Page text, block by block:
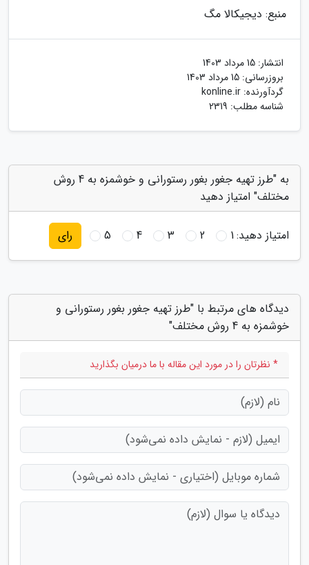
منبع: دیجیکالا مگ
انتشار: 15 مرداد 1403
بروزرسانی: 15 مرداد 1403
گردآورنده: konline.ir
شناسه مطلب: 2319
به "طرز تهیه جغور بغور رستورانی و خوشمزه به 4 روش
مختلف" امتیاز دهید
امتیاز دهید:1
2
3
4
5 رای
دیدگاه های مرتبط با "طرز تهیه جغور بغور رستورانی و
خوشمزه به 4 روش مختلف"
* نظرتان را در مورد این مقاله با ما درمیان بگذارید